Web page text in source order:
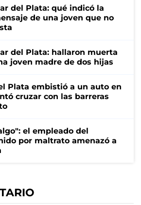
del Plata: qué indicó la
de una joven que no
del Plata: hallaron muerta
joven madre de dos hijas
Plata embistió a un auto en
cruzar con las barreras
el empleado del
por maltrato amenazó a